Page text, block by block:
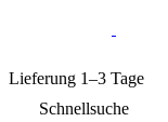
Lieferung 1–3 Tage
Schnellsuche